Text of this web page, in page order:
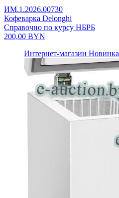
ИМ.1.2026.00730
Кофеварка Delonghi
Справочно по курсу НБРБ
200,00 BYN
Интернет-магазин Новинка